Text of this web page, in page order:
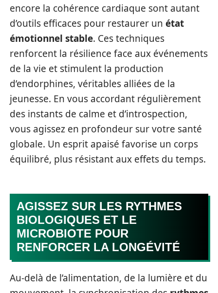
encore la cohérence cardiaque sont autant
d’outils efficaces pour restaurer un état
émotionnel stable. Ces techniques
renforcent la résilience face aux événements
de la vie et stimulent la production
d’endorphines, véritables alliées de la
jeunesse. En vous accordant régulièrement
des instants de calme et d’introspection,
vous agissez en profondeur sur votre santé
globale. Un esprit apaisé favorise un corps
équilibré, plus résistant aux effets du temps.
AGISSEZ SUR LES RYTHMES
BIOLOGIQUES ET LE
MICROBIOTE POUR
RENFORCER LA LONGÉVITÉ
Au-delà de l’alimentation, de la lumière et du